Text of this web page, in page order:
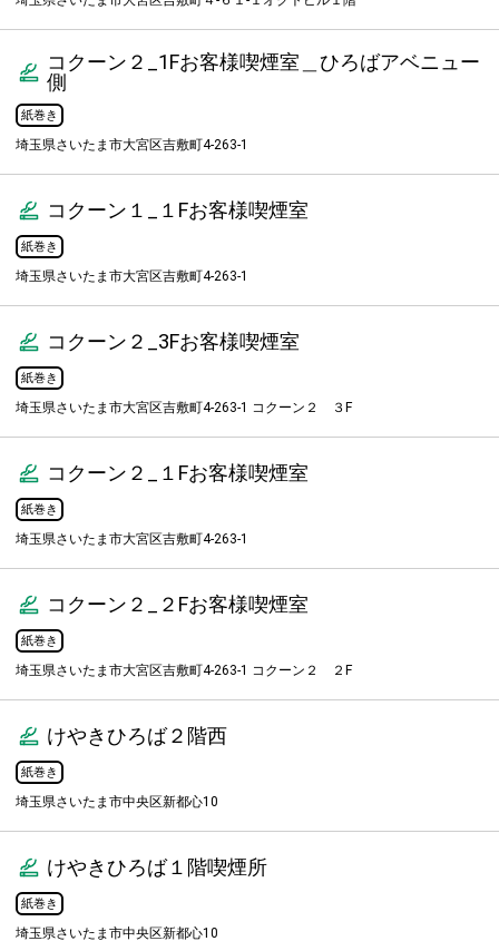
コクーン２_1Fお客様喫煙室＿ひろばアベニュー
側
紙巻き
埼玉県さいたま市大宮区吉敷町4-263-1
コクーン１_１Fお客様喫煙室
紙巻き
埼玉県さいたま市大宮区吉敷町4-263-1
コクーン２_3Fお客様喫煙室
紙巻き
埼玉県さいたま市大宮区吉敷町4-263-1 コクーン２ ３F
コクーン２_１Fお客様喫煙室
紙巻き
埼玉県さいたま市大宮区吉敷町4-263-1
コクーン２_２Fお客様喫煙室
紙巻き
埼玉県さいたま市大宮区吉敷町4-263-1 コクーン２ ２F
けやきひろば２階西
紙巻き
埼玉県さいたま市中央区新都心10
けやきひろば１階喫煙所
紙巻き
埼玉県さいたま市中央区新都心10